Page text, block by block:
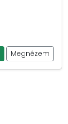
Megnézem